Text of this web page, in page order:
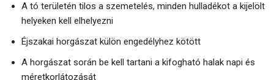
A tó területén tilos a szemetelés, minden hulladékot a kijelölt
helyeken kell elhelyezni
Éjszakai horgászat külön engedélyhez kötött
A horgászat során be kell tartani a kifogható halak napi és
méretkorlátozását